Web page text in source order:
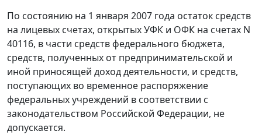
По состоянию на 1 января 2007 года остаток средств
на лицевых счетах, открытых УФК и ОФК на счетах N
40116, в части средств федерального бюджета,
средств, полученных от предпринимательской и
иной приносящей доход деятельности, и средств,
поступающих во временное распоряжение
федеральных учреждений в соответствии с
законодательством Российской Федерации, не
допускается.